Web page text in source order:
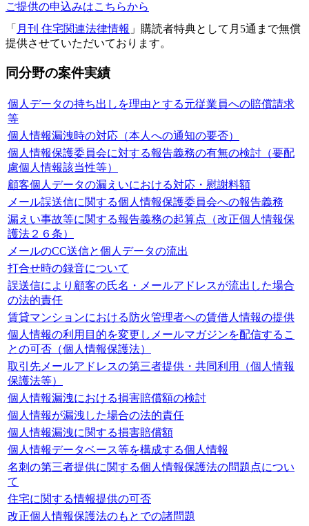
ご提供の申込みはこちらから
「 月刊 住宅関連法律情報 」購読者特典として月5通まで無償
提供させていただいております。
同分野の案件実績
個人データの持ち出しを理由とする元従業員への賠償請求
等
個人情報漏洩時の対応（本人への通知の要否）
個人情報保護委員会に対する報告義務の有無の検討（要配
慮個人情報該当性等）
顧客個人データの漏えいにおける対応・慰謝料額
メール誤送信に関する個人情報保護委員会への報告義務
漏えい事故等に関する報告義務の起算点（改正個人情報保
護法２６条）
メールのCC送信と個人データの流出
打合せ時の録音について
誤送信により顧客の氏名・メールアドレスが流出した場合
の法的責任
賃貸マンションにおける防火管理者への賃借人情報の提供
個人情報の利用目的を変更しメールマガジンを配信するこ
との可否（個人情報保護法）
取引先メールアドレスの第三者提供・共同利用（個人情報
保護法等）
個人情報漏洩における損害賠償額の検討
個人情報が漏洩した場合の法的責任
個人情報漏洩に関する損害賠償額
個人情報データベース等を構成する個人情報
名刺の第三者提供に関する個人情報保護法の問題点につい
て
住宅に関する情報提供の可否
改正個人情報保護法のもとでの諸問題